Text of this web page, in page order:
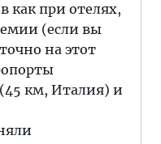
как при отелях,
(если вы
на этот
км, Италия) и